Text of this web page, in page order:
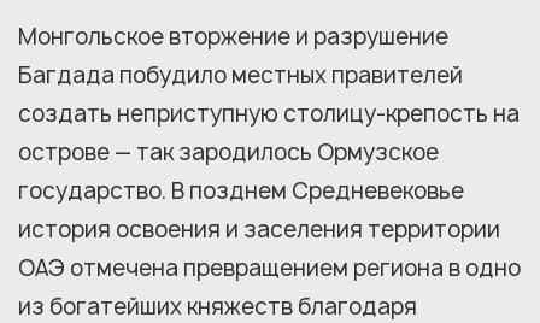
Монгольское вторжение и разрушение
Багдада побудило местных правителей
создать неприступную столицу-крепость на
острове — так зародилось Ормузское
государство. В позднем Средневековье
история освоения и заселения территории
ОАЭ отмечена превращением региона в одно
из богатейших княжеств благодаря